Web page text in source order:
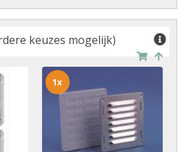
keuzes mogelijk)
1x